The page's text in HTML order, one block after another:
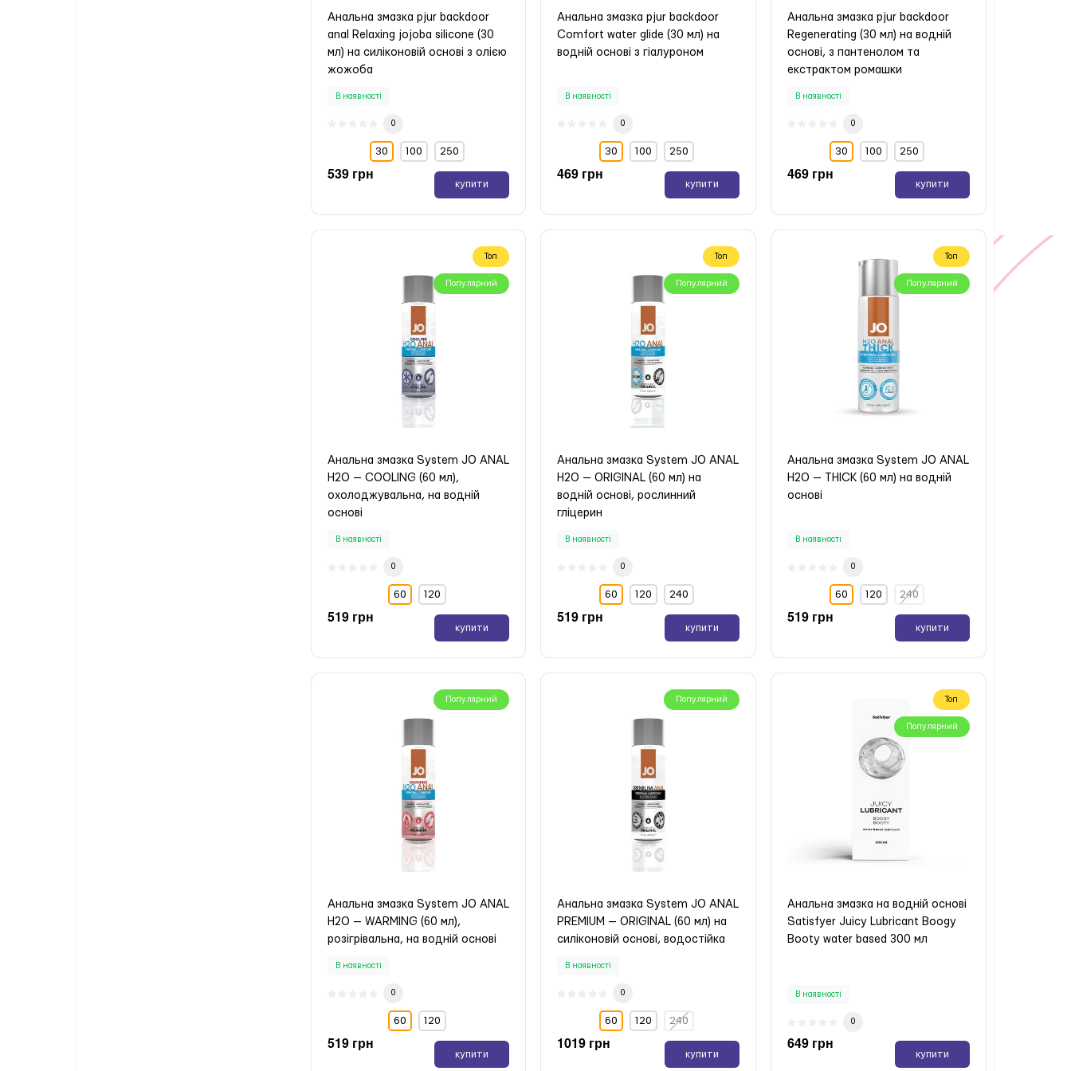
Анальна змазка pjur backdoor
anal Relaxing jojoba silicone (30
мл) на силіконовій основі з олією
жожоба
В наявності
0
30 100 250
539 грн
купити
Анальна змазка pjur backdoor
Comfort water glide (30 мл) на
водній основі з гіалуроном
В наявності
0
30 100 250
469 грн
купити
Анальна змазка pjur backdoor
Regenerating (30 мл) на водній
основі, з пантенолом та
екстрактом ромашки
В наявності
0
30 100 250
469 грн
купити
Топ
Популярний
Анальна змазка System JO ANAL
H2O — COOLING (60 мл),
охолоджувальна, на водній
основі
В наявності
0
60 120
519 грн
купити
Топ
Популярний
Анальна змазка System JO ANAL
H2O — ORIGINAL (60 мл) на
водній основі, рослинний
гліцерин
В наявності
0
60 120 240
519 грн
купити
Топ
Популярний
Анальна змазка System JO ANAL
H2O — THICK (60 мл) на водній
основі
В наявності
0
60 120 240
519 грн
купити
Популярний
Анальна змазка System JO ANAL
H2O — WARMING (60 мл),
розігрівальна, на водній основі
В наявності
0
60 120
519 грн
купити
Популярний
Анальна змазка System JO ANAL
PREMIUM — ORIGINAL (60 мл) на
силіконовій основі, водостійка
В наявності
0
60 120 240
1019 грн
купити
Топ
Популярний
Анальна змазка на водній основі
Satisfyer Juicy Lubricant Boogy
Booty water based 300 мл
В наявності
0
649 грн
купити